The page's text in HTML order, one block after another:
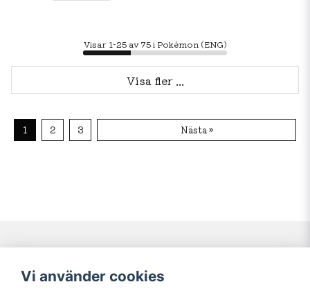
Visar 1-25 av 75 i Pokémon (ENG)
Visa fler ...
1 2 3 Nästa »
Navigering Mitt konto
Vi använder cookies